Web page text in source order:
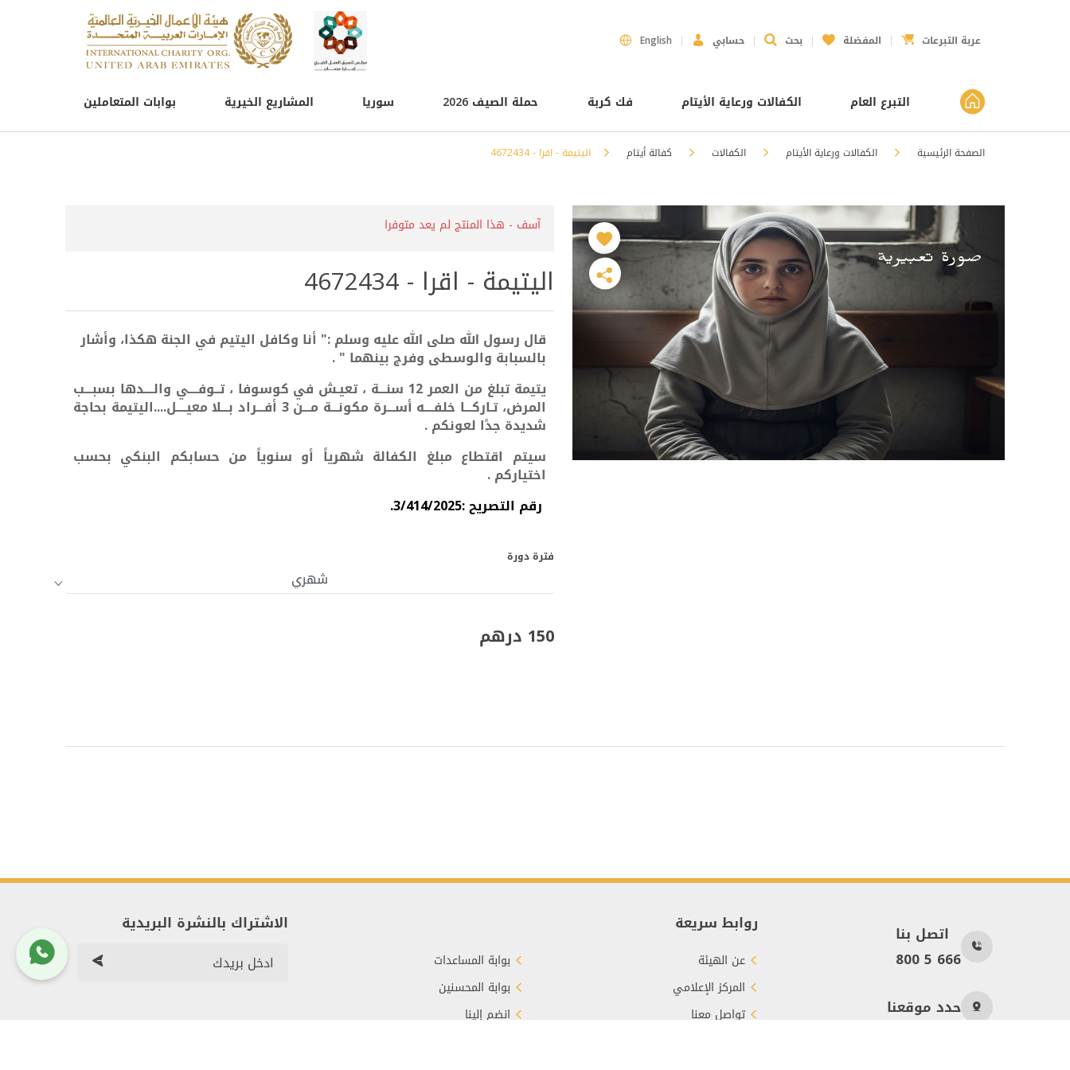
English حسابي بحث المفضلة عربة التبرعات
التبرع العام الكفالات ورعاية الأيتام فك كربة حملة الصيف 2026 سوريا المشاريع الخيرية
الصفحة الرئيسية الكفالات ورعاية الأيتام الكفالات كفالة أيتام اليتيمة - اقرا - 4672434
آسف - هذا المنتج لم يعد متوفرا
اليتيمة - اقرا - 4672434
قال رسول الله صلى الله عليه وسلم :" أنا وكافل اليتيم في الجنة هكذا، وأشار
بالسبابة والوسطى وفرج بينهما " .
يتيمة تبلغ من العمر 12 سنـــة ، تعيـش في كوسوفا ، تــوفــــي والــــدها بسبـــب
المرض، تـاركـــا خلفــــه أســـرة مكونـــة مـــن 3 أفـــراد بـــلا معيــــل.... اليتيمة بحاجة
شديدة جدًا لعونكم .
سيتم اقتطاع مبلغ الكفالة شهرياً أو سنوياً من حسابكم البنكي بحسب
اختياركم .
رقم التصريح :3/414/2025.
فترة دورة
150 درهم
اتصل بنا
800 5 666
حدد موقعنا
روابط سريعة
عن الهيئة
المركز الإعلامي
تواصل معنا
بوابة المساعدات
بوابة المحسنين
انضم إلينا
الاشتراك بالنشرة البريدية